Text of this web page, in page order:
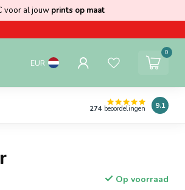
voor al jouw prints op maat
EUR
0
274 beoordelingen 9.1
Op voorraad